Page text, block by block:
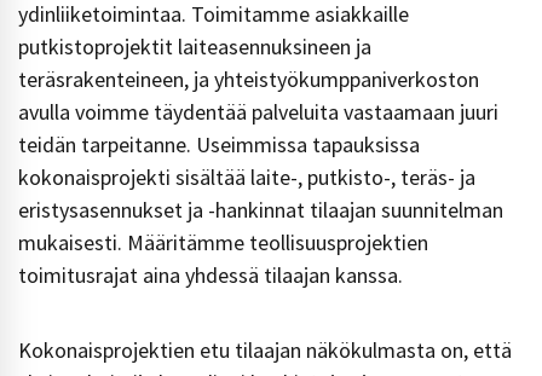
ydinliiketoimintaa. Toimitamme asiakkaille
putkistoprojektit laiteasennuksineen ja
teräsrakenteineen, ja yhteistyökumppaniverkoston
avulla voimme täydentää palveluita vastaamaan juuri
teidän tarpeitanne. Useimmissa tapauksissa
kokonaisprojekti sisältää laite-, putkisto-, teräs- ja
eristysasennukset ja -hankinnat tilaajan suunnitelman
mukaisesti. Määritämme teollisuusprojektien
toimitusrajat aina yhdessä tilaajan kanssa.
Kokonaisprojektien etu tilaajan näkökulmasta on, että